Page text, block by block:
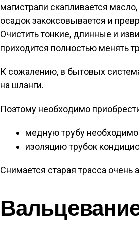
магистрали скапливается
осадок закоксовывается и
Очистить тонкие, длинные и
приходится полностью менять
К сожалению, в бытовых
на шланги.
Поэтому необходимо
медную трубу
изоляцию трубок
Снимается старая трасса очень